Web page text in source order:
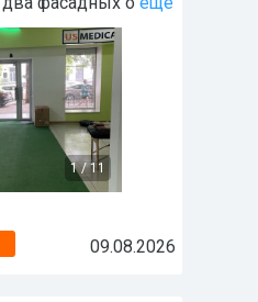
1/11
09.08.2026